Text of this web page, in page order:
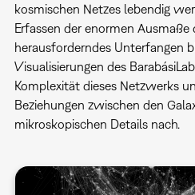
kosmischen Netzes lebendig
Erfassen der enormen Ausmaße
herausforderndes Unterfangen
Visualisierungen des
Komplexität dieses Netzwerks
Beziehungen zwischen den
mikroskopischen Details nach.